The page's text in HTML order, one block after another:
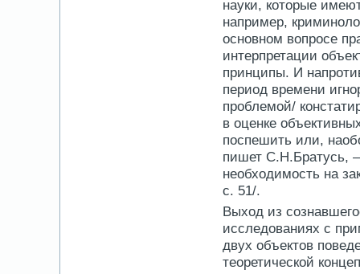
науки, которые
например,
основном вопросе
интерпретации
принципы. И
период времени
проблемой/
в оценке
поспешить или,
пишет С.Н.Братусь, –
необходимость на
с. 51/.
Выход из
исследованиях с
двух объектов
теоретической